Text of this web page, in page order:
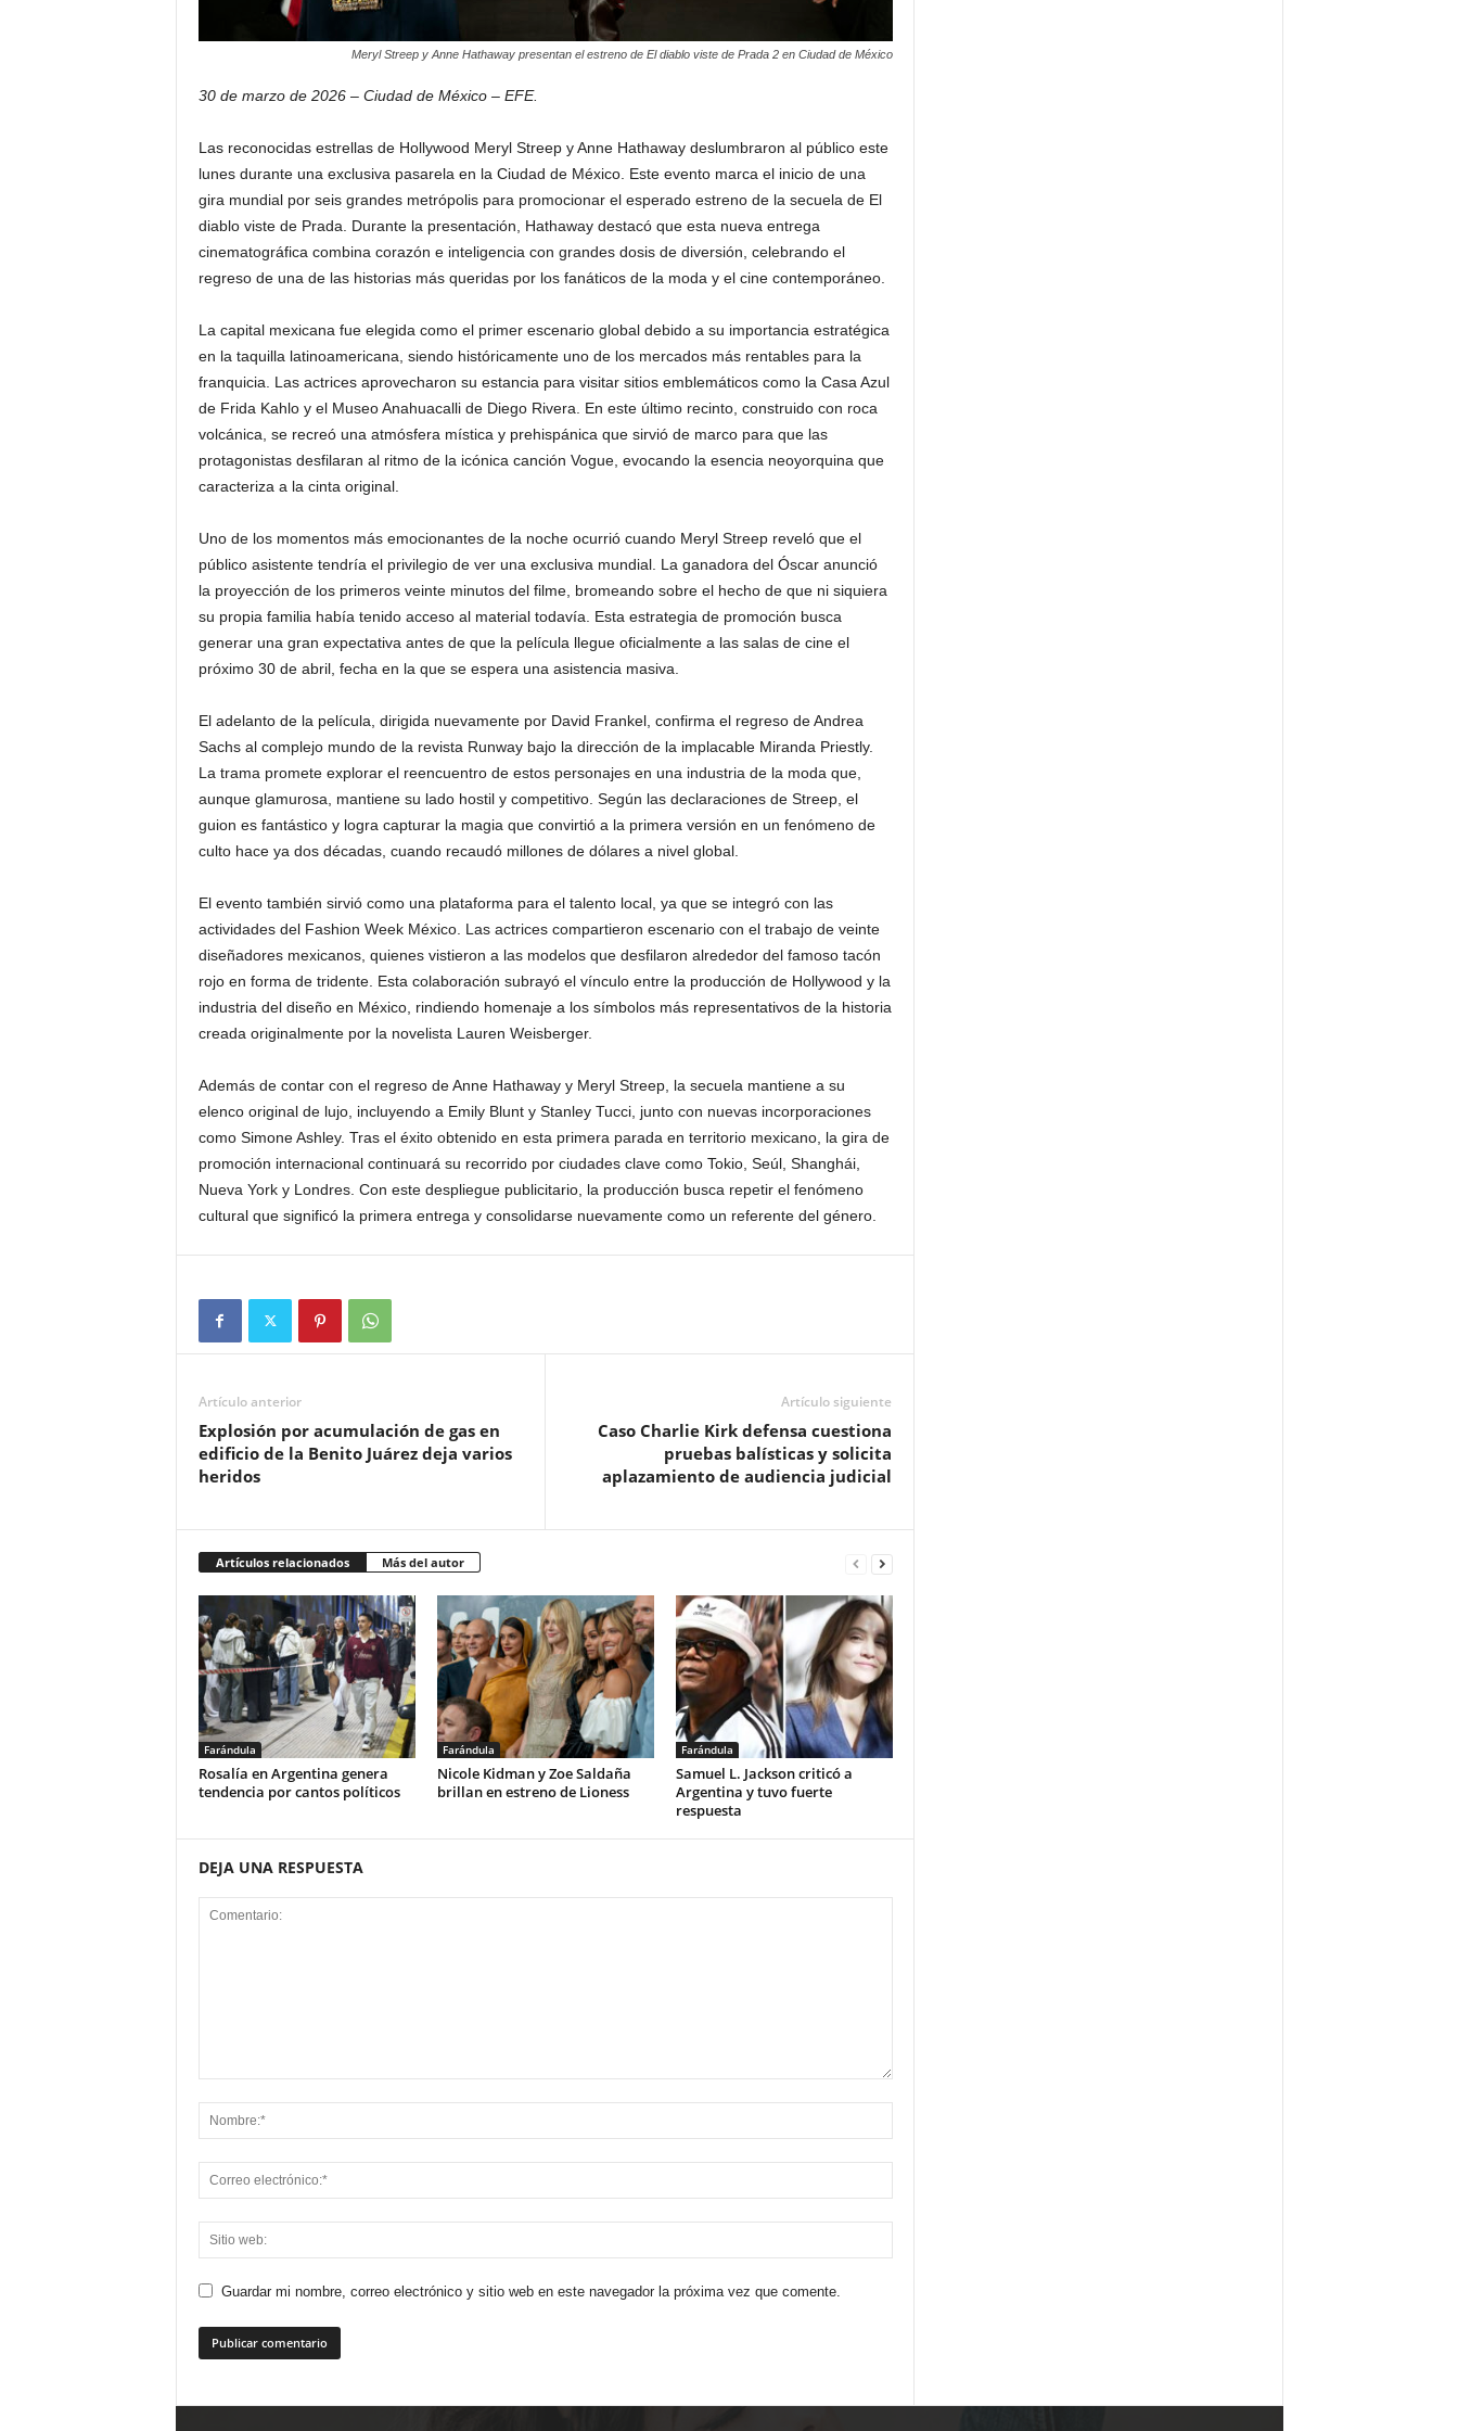
Meryl Streep y Anne Hathaway presentan el estreno de El diablo viste de Prada 2 en Ciudad de México
30 de marzo de 2026 – Ciudad de México – EFE.
Las reconocidas estrellas de Hollywood Meryl Streep y Anne Hathaway deslumbraron al público este
lunes durante una exclusiva pasarela en la Ciudad de México. Este evento marca el inicio de una
gira mundial por seis grandes metrópolis para promocionar el esperado estreno de la secuela de El
diablo viste de Prada. Durante la presentación, Hathaway destacó que esta nueva entrega
cinematográfica combina corazón e inteligencia con grandes dosis de diversión, celebrando el
regreso de una de las historias más queridas por los fanáticos de la moda y el cine contemporáneo.
La capital mexicana fue elegida como el primer escenario global debido a su importancia estratégica
en la taquilla latinoamericana, siendo históricamente uno de los mercados más rentables para la
franquicia. Las actrices aprovecharon su estancia para visitar sitios emblemáticos como la Casa Azul
de Frida Kahlo y el Museo Anahuacalli de Diego Rivera. En este último recinto, construido con roca
volcánica, se recreó una atmósfera mística y prehispánica que sirvió de marco para que las
protagonistas desfilaran al ritmo de la icónica canción Vogue, evocando la esencia neoyorquina que
caracteriza a la cinta original.
Uno de los momentos más emocionantes de la noche ocurrió cuando Meryl Streep reveló que el
público asistente tendría el privilegio de ver una exclusiva mundial. La ganadora del Óscar anunció
la proyección de los primeros veinte minutos del filme, bromeando sobre el hecho de que ni siquiera
su propia familia había tenido acceso al material todavía. Esta estrategia de promoción busca
generar una gran expectativa antes de que la película llegue oficialmente a las salas de cine el
próximo 30 de abril, fecha en la que se espera una asistencia masiva.
El adelanto de la película, dirigida nuevamente por David Frankel, confirma el regreso de Andrea
Sachs al complejo mundo de la revista Runway bajo la dirección de la implacable Miranda Priestly.
La trama promete explorar el reencuentro de estos personajes en una industria de la moda que,
aunque glamurosa, mantiene su lado hostil y competitivo. Según las declaraciones de Streep, el
guion es fantástico y logra capturar la magia que convirtió a la primera versión en un fenómeno de
culto hace ya dos décadas, cuando recaudó millones de dólares a nivel global.
El evento también sirvió como una plataforma para el talento local, ya que se integró con las
actividades del Fashion Week México. Las actrices compartieron escenario con el trabajo de veinte
diseñadores mexicanos, quienes vistieron a las modelos que desfilaron alrededor del famoso tacón
rojo en forma de tridente. Esta colaboración subrayó el vínculo entre la producción de Hollywood y la
industria del diseño en México, rindiendo homenaje a los símbolos más representativos de la historia
creada originalmente por la novelista Lauren Weisberger.
Además de contar con el regreso de Anne Hathaway y Meryl Streep, la secuela mantiene a su
elenco original de lujo, incluyendo a Emily Blunt y Stanley Tucci, junto con nuevas incorporaciones
como Simone Ashley. Tras el éxito obtenido en esta primera parada en territorio mexicano, la gira de
promoción internacional continuará su recorrido por ciudades clave como Tokio, Seúl, Shanghái,
Nueva York y Londres. Con este despliegue publicitario, la producción busca repetir el fenómeno
cultural que significó la primera entrega y consolidarse nuevamente como un referente del género.
Artículo anterior
Explosión por acumulación de gas en
edificio de la Benito Juárez deja varios
heridos
Artículo siguiente
Caso Charlie Kirk defensa cuestiona
pruebas balísticas y solicita
aplazamiento de audiencia judicial
Artículos relacionados Más del autor
Farándula
Rosalía en Argentina genera
tendencia por cantos políticos
Farándula
Nicole Kidman y Zoe Saldaña
brillan en estreno de Lioness
Farándula
Samuel L. Jackson criticó a
Argentina y tuvo fuerte
respuesta
DEJA UNA RESPUESTA
Guardar mi nombre, correo electrónico y sitio web en este navegador la próxima vez que comente.